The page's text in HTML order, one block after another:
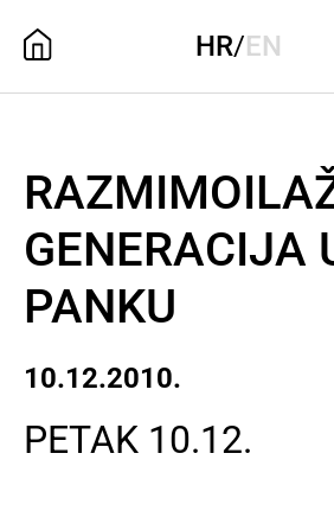
HR/EN
GENERACIJA
PANKU
10.12.2010.
PETAK 10.12.